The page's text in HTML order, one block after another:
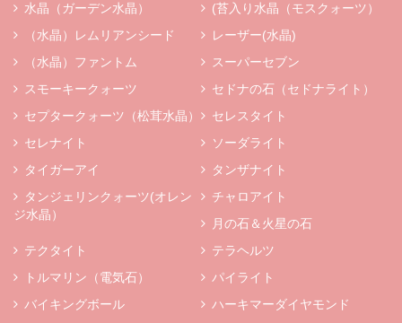
水晶（ガーデン水晶）
(苔入り水晶（モスクォーツ）
（水晶）レムリアンシード
レーザー(水晶)
（水晶）ファントム
スーパーセブン
スモーキークォーツ
セドナの石（セドナライト）
セプタークォーツ（松茸水晶）
セレスタイト
セレナイト
ソーダライト
タイガーアイ
タンザナイト
タンジェリンクォーツ(オレン
ジ水晶）
チャロアイト
月の石＆火星の石
テクタイト
テラヘルツ
トルマリン（電気石）
パイライト
バイキングボール
ハーキマーダイヤモンド